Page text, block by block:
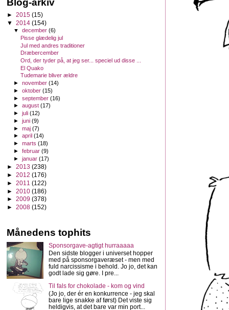
► 2015 (15)
▼ 2014 (154)
▼december(6)
Pisse glædelig jul
Jul med andres traditioner
Dræbercember
Ord, der tyder på, at jeg ser... speciel ud disse ...
El Quako
Tudemarie bliver ældre
►november(14)
►oktober(15)
►september(16)
►august(17)
►juli(12)
►juni(9)
►maj(7)
►april(14)
►marts(18)
►februar(9)
►januar(17)
► 2013 (238)
► 2012 (176)
► 2011 (122)
► 2010 (186)
► 2009 (378)
► 2008 (152)
Månedens tophits
Sponsorgave-agtigt hurraaaaa
Den sidste blogger i universet hopper
med på sponsorgaveræset - men med
fuld narcissisme i behold. Jo jo, det kan
godt lade sig gøre. I pre...
Til fals for chokolade - kom og vind
(Jo jo, der ér en konkurrence - jeg skal
bare lige snakke af først) Det viste sig
heldigvis, at det bare var min port...